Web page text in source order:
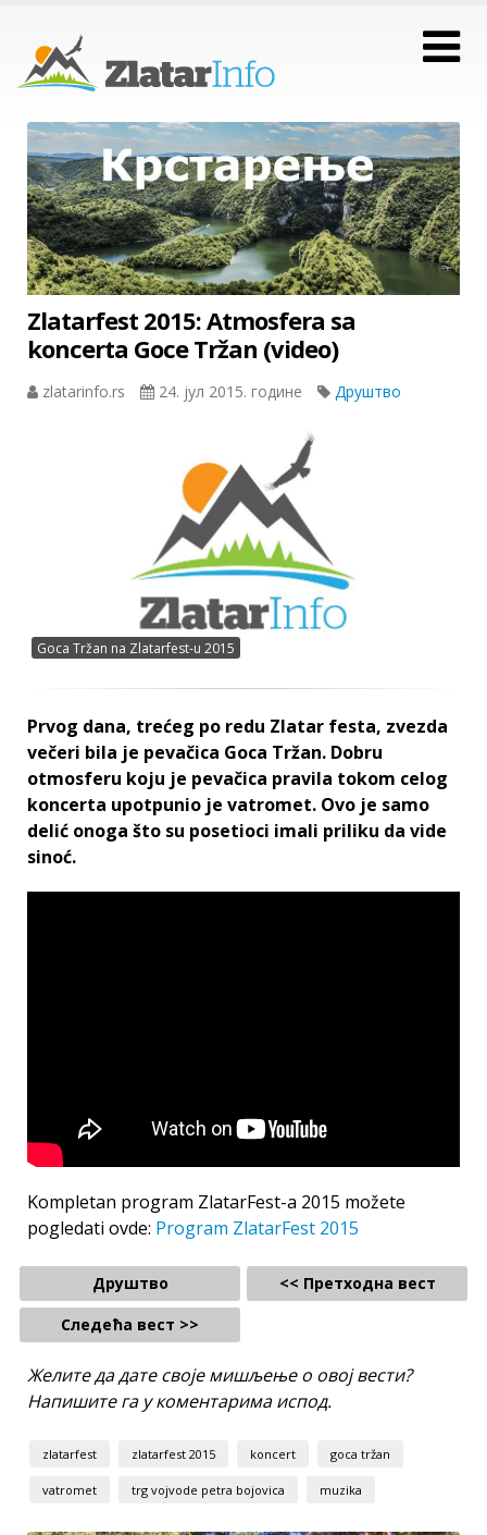
Zlatarfest 2015: Atmosfera sa
koncerta Goce Tržan (video)
zlatarinfo.rs 24. јул 2015. године Друштво
Goca Tržan na Zlatarfest-u 2015
Prvog dana, trećeg po redu Zlatar festa, zvezda
večeri bila je pevačica Goca Tržan. Dobru
otmosferu koju je pevačica pravila tokom celog
koncerta upotpunio je vatromet. Ovo je samo
delić onoga što su posetioci imali priliku da vide
sinoć.
Kompletan program ZlatarFest-a 2015 možete
pogledati ovde: Program ZlatarFest 2015
Друштво
<< Претходна вест
Следећа вест >>
Желите да дате своје мишљење о овој вести?
Напишите га у коментарима испод.
zlatarfest zlatarfest 2015 koncert goca tržan
vatromet trg vojvode petra bojovica muzika